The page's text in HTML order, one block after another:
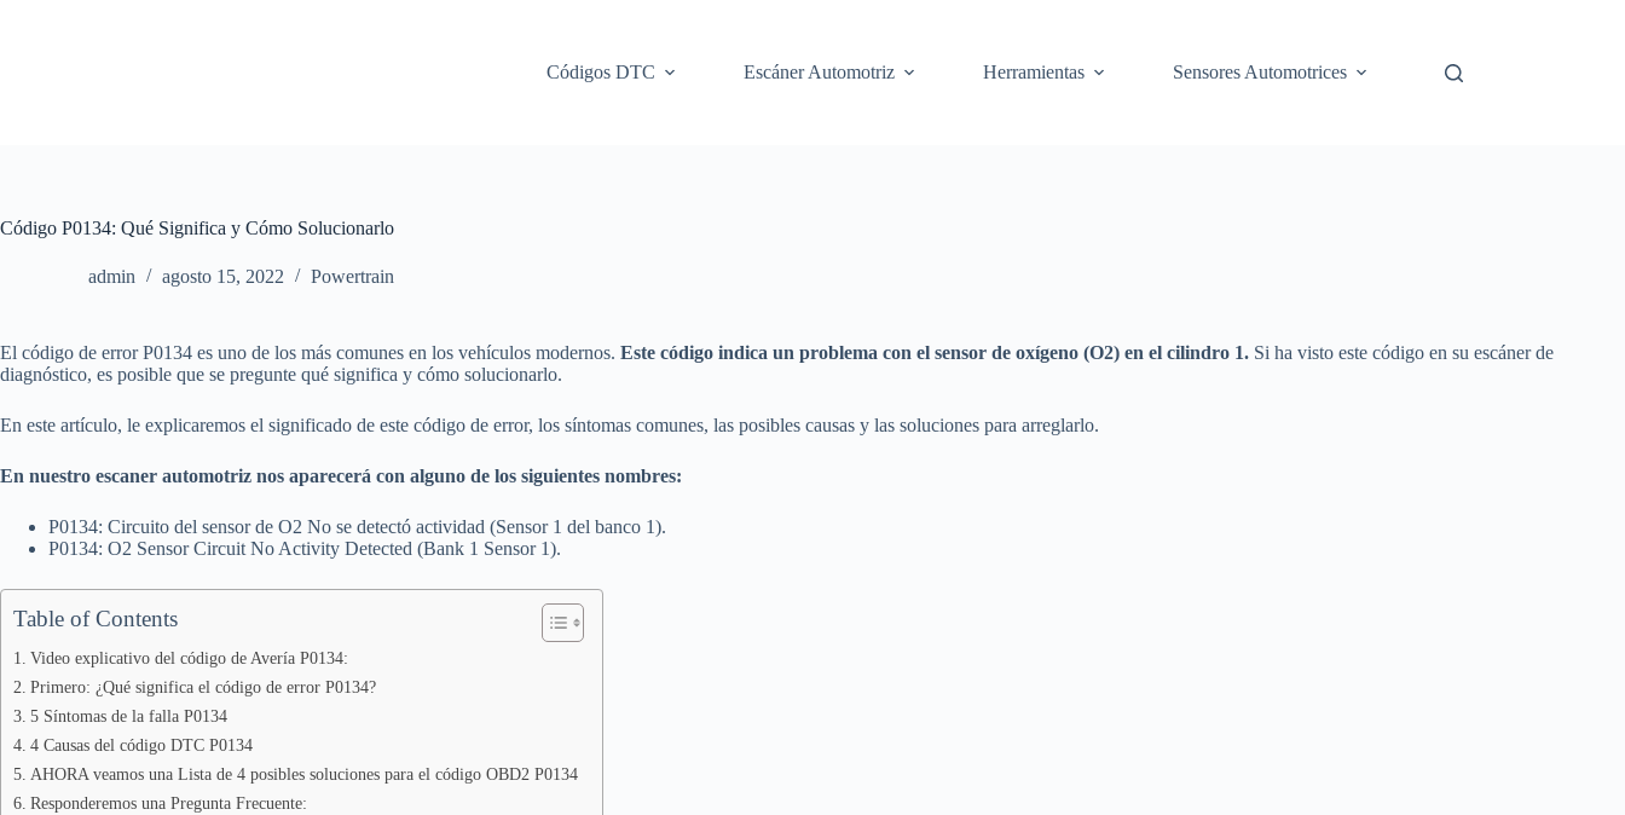
Códigos DTC
Escáner Automotriz Herramientas Sensores Automotrices
Código P0134: Qué Significa y Cómo Solucionarlo
admin agosto 15, 2022 Powertrain
El código de error P0134 es uno de los más comunes en los vehículos modernos. Este código indica un problema con el sensor de oxígeno (O2) en el cilindro 1. Si ha visto este código en su escáner de
diagnóstico, es posible que se pregunte qué significa y cómo solucionarlo.
En este artículo, le explicaremos el significado de este código de error, los síntomas comunes, las posibles causas y las soluciones para arreglarlo.
En nuestro escaner automotriz nos aparecerá con alguno de los siguientes nombres:
P0134: Circuito del sensor de O2 No se detectó actividad (Sensor 1 del banco 1).
P0134: O2 Sensor Circuit No Activity Detected (Bank 1 Sensor 1).
Table of Contents
Video explicativo del código de Avería P0134:
Primero: ¿Qué significa el código de error P0134?
5 Síntomas de la falla P0134
4 Causas del código DTC P0134
AHORA veamos una Lista de 4 posibles soluciones para el código OBD2 P0134
Responderemos una Pregunta Frecuente: